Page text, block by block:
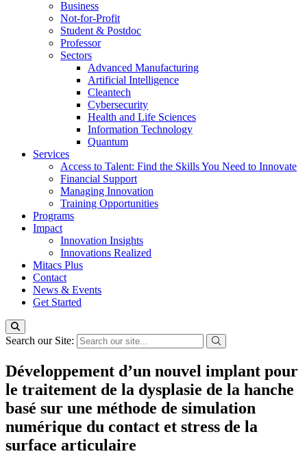
Business
Not-for-Profit
Student & Postdoc
Professor
Sectors
Advanced Manufacturing
Artificial Intelligence
Cleantech
Cybersecurity
Health and Life Sciences
Information Technology
Quantum
Services
Access to Talent: Find the Skills You Need to Innovate
Financial Support
Managing Innovation
Training Opportunities
Programs
Impact
Innovation Insights
Innovations Realized
Mitacs Plus
Contact
News & Events
Get Started
Search our Site:
Développement d’un nouvel implant pour
le traitement de la dysplasie de la hanche
basé sur une méthode de simulation
numérique du contact et stress de la
surface articulaire